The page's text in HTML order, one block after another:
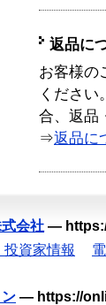
返品に
お客様の
ください
合、返品
⇒返品に
会社 —
投資家情報
— https://